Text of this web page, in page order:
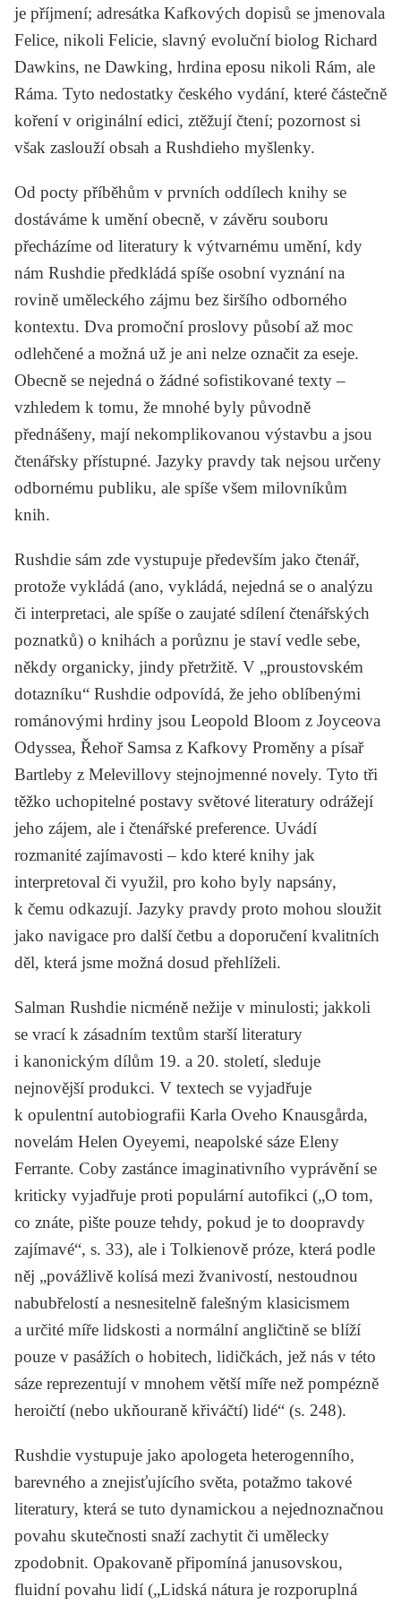
je příjmení; adresátka Kafkových dopisů se jmenovala
Felice, nikoli Felicie, slavný evoluční biolog Richard
Dawkins, ne Dawking, hrdina eposu nikoli Rám, ale
Ráma. Tyto nedostatky českého vydání, které částečně
koření v originální edici, ztěžují čtení; pozornost si
však zaslouží obsah a Rushdieho myšlenky.
Od pocty příběhům v prvních oddílech knihy se
dostáváme k umění obecně, v závěru souboru
přecházíme od literatury k výtvarnému umění, kdy
nám Rushdie předkládá spíše osobní vyznání na
rovině uměleckého zájmu bez širšího odborného
kontextu. Dva promoční proslovy působí až moc
odlehčené a možná už je ani nelze označit za eseje.
Obecně se nejedná o žádné sofistikované texty –
vzhledem k tomu, že mnohé byly původně
přednášeny, mají nekomplikovanou výstavbu a jsou
čtenářsky přístupné. Jazyky pravdy tak nejsou určeny
odbornému publiku, ale spíše všem milovníkům
knih.
Rushdie sám zde vystupuje především jako čtenář,
protože vykládá (ano, vykládá, nejedná se o analýzu
či interpretaci, ale spíše o zaujaté sdílení čtenářských
poznatků) o knihách a porůznu je staví vedle sebe,
někdy organicky, jindy přetržitě. V „proustovském
dotazníku“ Rushdie odpovídá, že jeho oblíbenými
románovými hrdiny jsou Leopold Bloom z Joyceova
Odyssea, Řehoř Samsa z Kafkovy Proměny a písař
Bartleby z Melevillovy stejnojmenné novely. Tyto tři
těžko uchopitelné postavy světové literatury odrážejí
jeho zájem, ale i čtenářské preference. Uvádí
rozmanité zajímavosti – kdo které knihy jak
interpretoval či využil, pro koho byly napsány,
k čemu odkazují. Jazyky pravdy proto mohou sloužit
jako navigace pro další četbu a doporučení kvalitních
děl, která jsme možná dosud přehlíželi.
Salman Rushdie nicméně nežije v minulosti; jakkoli
se vrací k zásadním textům starší literatury
i kanonickým dílům 19. a 20. století, sleduje
nejnovější produkci. V textech se vyjadřuje
k opulentní autobiografii Karla Oveho Knausgårda,
novelám Helen Oyeyemi, neapolské sáze Eleny
Ferrante. Coby zastánce imaginativního vyprávění se
kriticky vyjadřuje proti populární autofikci („O tom,
co znáte, pište pouze tehdy, pokud je to doopravdy
zajímavé“, s. 33), ale i Tolkienově próze, která podle
něj „povážlivě kolísá mezi žvanivostí, nestoudnou
nabubřelostí a nesnesitelně falešným klasicismem
a určité míře lidskosti a normální angličtině se blíží
pouze v pasážích o hobitech, lidičkách, jež nás v této
sáze reprezentují v mnohem větší míře než pompézně
heroičtí (nebo ukňouraně křiváčtí) lidé“ (s. 248).
Rushdie vystupuje jako apologeta heterogenního,
barevného a znejisťujícího světa, potažmo takové
literatury, která se tuto dynamickou a nejednoznačnou
povahu skutečnosti snaží zachytit či umělecky
zpodobnit. Opakovaně připomíná janusovskou,
fluidní povahu lidí („Lidská nátura je rozporuplná